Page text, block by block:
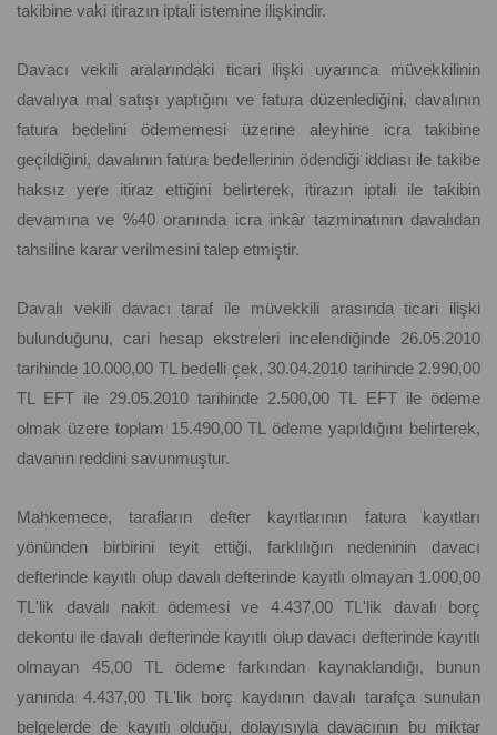
takibine vaki itirazın iptali istemine ilişkindir.
Davacı vekili aralarındaki ticari ilişki uyarınca müvekkilinin
davalıya mal satışı yaptığını ve fatura düzenlediğini, davalının
fatura bedelini ödememesi üzerine aleyhine icra takibine
geçildiğini, davalının fatura bedellerinin ödendiği iddiası ile takibe
haksız yere itiraz ettiğini belirterek, itirazın iptali ile takibin
devamına ve %40 oranında icra inkâr tazminatının davalıdan
tahsiline karar verilmesini talep etmiştir.
Davalı vekili davacı taraf ile müvekkili arasında ticari ilişki
bulunduğunu, cari hesap ekstreleri incelendiğinde 26.05.2010
tarihinde 10.000,00 TL bedelli çek, 30.04.2010 tarihinde 2.990,00
TL EFT ile 29.05.2010 tarihinde 2.500,00 TL EFT ile ödeme
olmak üzere toplam 15.490,00 TL ödeme yapıldığını belirterek,
davanın reddini savunmuştur.
Mahkemece, tarafların defter kayıtlarının fatura kayıtları
yönünden birbirini teyit ettiği, farklılığın nedeninin davacı
defterinde kayıtlı olup davalı defterinde kayıtlı olmayan 1.000,00
TL'lik davalı nakit ödemesi ve 4.437,00 TL'lik davalı borç
dekontu ile davalı defterinde kayıtlı olup davacı defterinde kayıtlı
olmayan 45,00 TL ödeme farkından kaynaklandığı, bunun
yanında 4.437,00 TL'lik borç kaydının davalı tarafça sunulan
belgelerde de kayıtlı olduğu, dolayısıyla davacının bu miktar